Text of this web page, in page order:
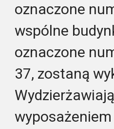
oznaczone
wspólne
oznaczone
37, zostaną